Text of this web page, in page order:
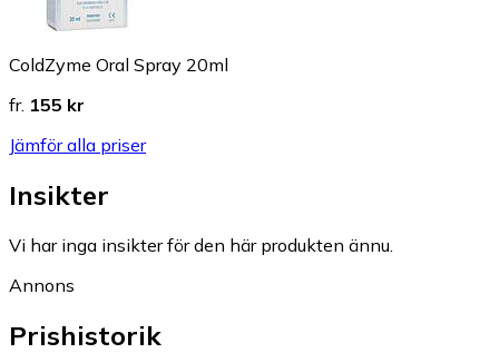
ColdZyme Oral Spray 20ml
fr. 155 kr
Jämför alla priser
Insikter
Vi har inga insikter för den här produkten ännu.
Annons
Prishistorik